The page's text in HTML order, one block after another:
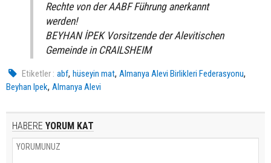
Rechte von der AABF Führung anerkannt
werden!
BEYHAN İPEK Vorsitzende der Alevitischen
Gemeinde in CRAILSHEIM
Etiketler : abf,hüseyin mat,Almanya Alevi Birlikleri Federasyonu,
Beyhan Ipek, Almanya Alevi
HABERE YORUM KAT